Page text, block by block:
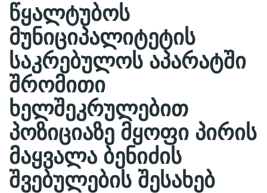
წყალტუბოს
მუნიციპალიტეტის
საკრებულოს აპარატში
შრომითი
ხელშეკრულებით
პოზიციაზე მყოფი პირის
მაყვალა ბენიძის
შვებულების შესახებ